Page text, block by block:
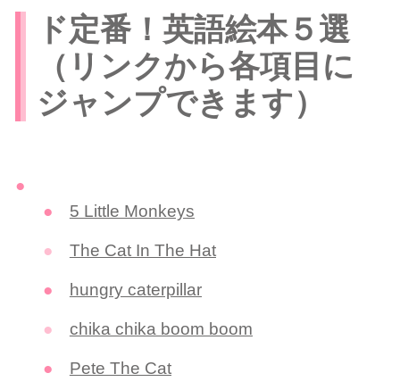
ド定番！英語絵本５選
（リンクから各項目に
ジャンプできます）
5 Little Monkeys
The Cat In The Hat
hungry caterpillar
chika chika boom boom
Pete The Cat